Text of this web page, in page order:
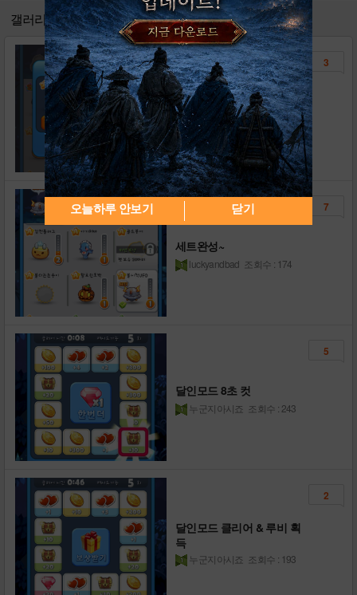
[가이드] 매일매일 벽돌깨기 대기실 UI
[공지] 친추/하트 글은 [카톡친추] 카테고리..
[리뷰] 추억의 게임! 매일매일 벽돌깨기 한판.. 0
갤러리
붕어빵
진연희 조회수 : 82
3
세트완성~
luckyandbad 조회수 : 174
7
달인모드 8초 컷
누군지아시죠 조회수 : 243
5
달인모드 클리어 & 루비 획
득
누군지아시죠 조회수 : 193
2
오늘하루 안보기 닫기